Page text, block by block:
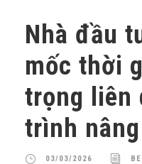
Nhà đầu
mốc thời
trọng liên
trình
03/03/2026